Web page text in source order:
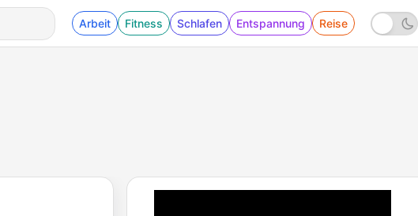
Arbeit Fitness Schlafen Entspannung Reise